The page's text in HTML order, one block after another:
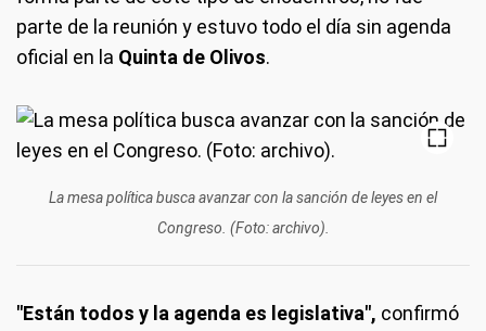
parte de la reunión y estuvo todo el día sin agenda
oficial en la Quinta de Olivos.
La mesa política busca avanzar con la sanción de leyes en el
Congreso. (Foto: archivo).
"Están todos y la agenda es legislativa", confirmó